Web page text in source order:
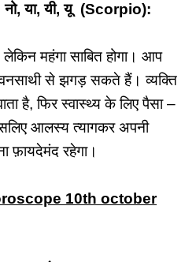
नो, या, यी, यू (Scorpio):
महंगा साबित होगा। आप
से झगड़ सकते हैं। व्यक्ति
है, फिर स्वास्थ्य के लिए पैसा –
आलस्य त्यागकर अपनी
फ़ायदेमंद रहेगा।
10th october